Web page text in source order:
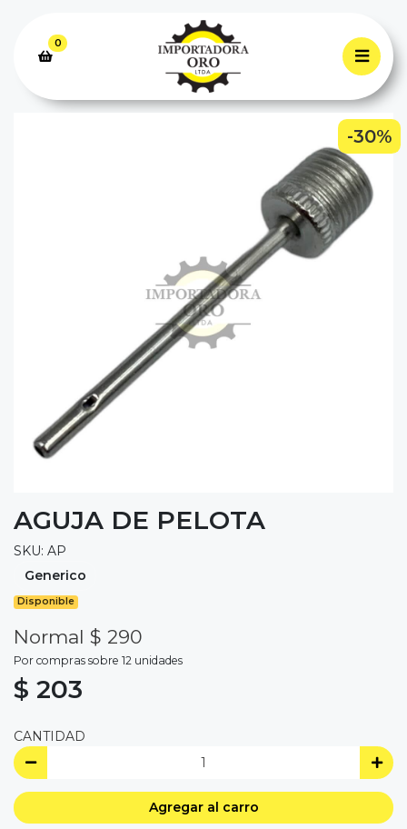
0
-30%
AGUJA DE PELOTA
SKU: AP
Generico
Disponible
Normal $ 290
Por compras sobre 12 unidades
$ 203
CANTIDAD
Agregar al carro